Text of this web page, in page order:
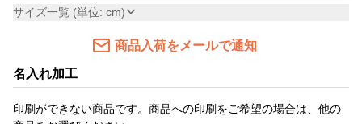
サイズ一覧 (単位: cm)
商品入荷をメールで通知
名入れ加工
印刷ができない商品です。商品への印刷をご希望の場合は、他の